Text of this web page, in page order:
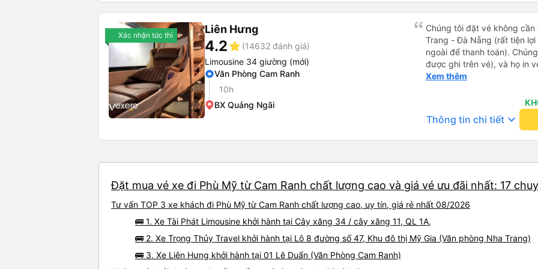
có cả bánh và sữa miễn
thuốc say xe, dép, mền,
Xác nhận tức thì Liên Hưng
4.2star (14632 đánh giá)
Limousine 34 giường (mới)
Văn Phòng Cam Ranh
10h
BX Quảng Ngãi
Chúng tôi đặt vé không
Trang - Đà Nẵng (rất tiện
ngoài để thanh toán).
được ghi trên vé), và họ in
tôi cũng quyết định mua vé
buýt nhỏ đến điểm hẹn,
Tôi khuyên bạn nên mang
mỏng, vì thỉnh thoảng trời
từ Đà Nẵng (bến xe Đà
nhưng vẫn khá thoải mái và
Trang và sau đó được đưa
cũng vận chuyển hàng hóa
sẽ có những điểm dừng
công ty này và đặt chỗ ngồi
Xem thêm
Thông tin chi tiết keyboard_arrow_down
Đặt mua vé xe đi Phù Mỹ từ Cam Ranh chất lượng cao và giá vé ưu đãi nhất: 17
Tư vấn TOP 3 xe khách đi Phù Mỹ từ Cam Ranh chất lượng cao, uy tín, giá rẻ nhất 08/2026
🚌 1. Xe Tài Phát Limousine khởi hành tại Cây xăng 34 / cây xăng 11, QL 1A,
🚌 2. Xe Trọng Thủy Travel khởi hành tại Lô 8 đường số 47, Khu đô thị Mỹ Gia (Văn phòng Nha Trang)
🚌 3. Xe Liên Hưng khởi hành tại 01 Lê Duẩn (Văn Phòng Cam Ranh)